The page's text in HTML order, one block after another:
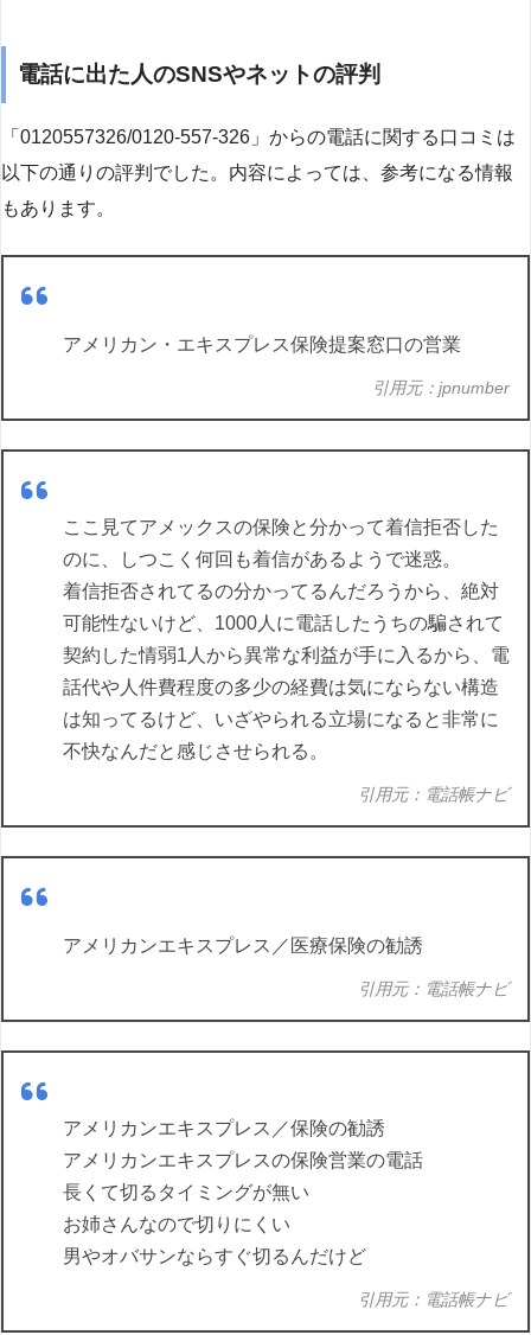
電話に出た人のSNSやネットの評判
「0120557326/0120-557-326」からの電話に関する口コミは
以下の通りの評判でした。内容によっては、参考になる情報
もあります。
アメリカン・エキスプレス保険提案窓口の営業
引用元：jpnumber
ここ見てアメックスの保険と分かって着信拒否した
のに、しつこく何回も着信があるようで迷惑。
着信拒否されてるの分かってるんだろうから、絶対
可能性ないけど、1000人に電話したうちの騙されて
契約した情弱1人から異常な利益が手に入るから、電
話代や人件費程度の多少の経費は気にならない構造
は知ってるけど、いざやられる立場になると非常に
不快なんだと感じさせられる。
引用元：電話帳ナビ
アメリカンエキスプレス／医療保険の勧誘
引用元：電話帳ナビ
アメリカンエキスプレス／保険の勧誘
アメリカンエキスプレスの保険営業の電話
長くて切るタイミングが無い
お姉さんなので切りにくい
男やオバサンならすぐ切るんだけど
引用元：電話帳ナビ